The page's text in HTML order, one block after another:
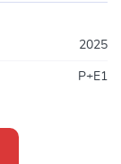
2025
P+E1